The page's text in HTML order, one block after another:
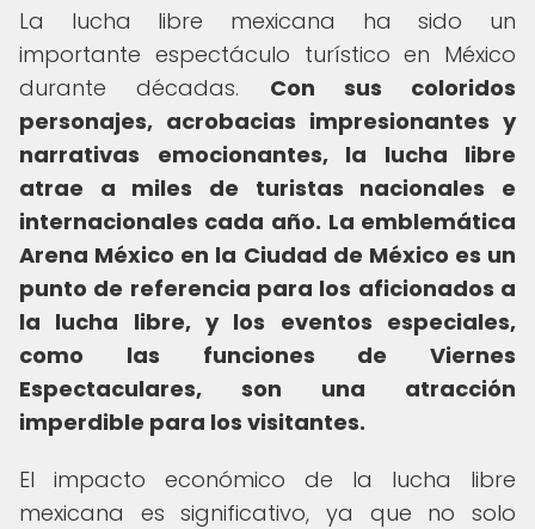
La lucha libre mexicana ha sido un
importante espectáculo turístico en México
durante décadas. Con sus coloridos
personajes, acrobacias impresionantes y
narrativas emocionantes, la lucha libre
atrae a miles de turistas nacionales e
internacionales cada año. La emblemática
Arena México en la Ciudad de México es un
punto de referencia para los aficionados a
la lucha libre, y los eventos especiales,
como las funciones de Viernes
Espectaculares, son una atracción
imperdible para los visitantes.
El impacto económico de la lucha libre
mexicana es significativo, ya que no solo